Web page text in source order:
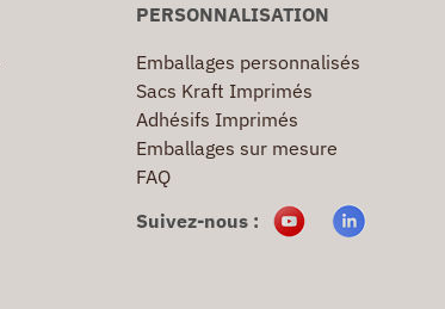
PERSONNALISATION
Emballages personnalisés
Sacs Kraft Imprimés
Adhésifs Imprimés
Emballages sur mesure
FAQ
Suivez-nous :